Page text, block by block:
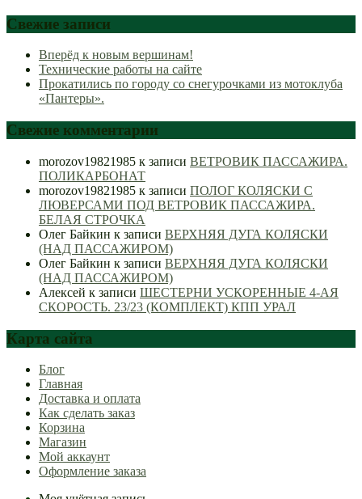
Свежие записи
Вперёд к новым вершинам!
Технические работы на сайте
Прокатились по городу со снегурочками из мотоклуба
«Пантеры».
Свежие комментарии
morozov19821985 к записи ВЕТРОВИК ПАССАЖИРА.
ПОЛИКАРБОНАТ
morozov19821985 к записи ПОЛОГ КОЛЯСКИ С
ЛЮВЕРСАМИ ПОД ВЕТРОВИК ПАССАЖИРА.
БЕЛАЯ СТРОЧКА
Олег Байкин к записи ВЕРХНЯЯ ДУГА КОЛЯСКИ
(НАД ПАССАЖИРОМ)
Олег Байкин к записи ВЕРХНЯЯ ДУГА КОЛЯСКИ
(НАД ПАССАЖИРОМ)
Алексей к записи ШЕСТЕРНИ УСКОРЕННЫЕ 4-АЯ
СКОРОСТЬ. 23/23 (КОМПЛЕКТ) КПП УРАЛ
Карта сайта
Блог
Главная
Доставка и оплата
Как сделать заказ
Корзина
Магазин
Мой аккаунт
Оформление заказа